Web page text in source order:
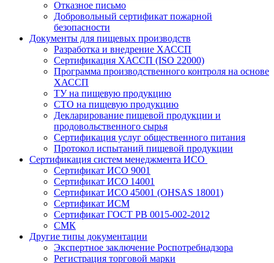
Отказное письмо
Добровольный сертификат пожарной
безопасности
Документы для пищевых производств
Разработка и внедрение ХАССП
Сертификация ХАССП (ISO 22000)
Программа производственного контроля на основе
ХАССП
ТУ на пищевую продукцию
СТО на пищевую продукцию
Декларирование пищевой продукции и
продовольственного сырья
Сертификация услуг общественного питания
Протокол испытаний пищевой продукции
Сертификация систем менеджмента ИСО
Сертификат ИСО 9001
Сертификат ИСО 14001
Сертификат ИСО 45001 (OHSAS 18001)
Сертификат ИСМ
Сертификат ГОСТ РВ 0015-002-2012
СМК
Другие типы документации
Экспертное заключение Роспотребнадзора
Регистрация торговой марки